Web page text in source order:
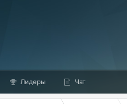
Лидеры Чат